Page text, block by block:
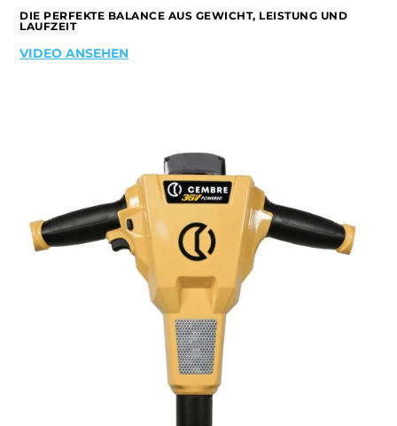
DIE PERFEKTE BALANCE AUS GEWICHT, LEISTUNG UND
LAUFZEIT
VIDEO ANSEHEN